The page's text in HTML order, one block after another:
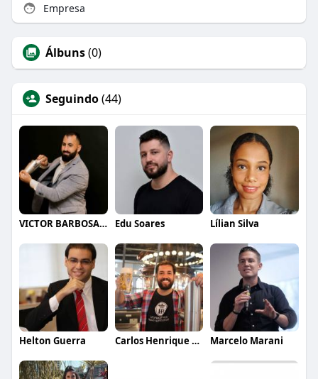
Empresa
Álbuns(0)
Seguindo(44)
VICTOR BARBOSA QUARANTA Edu Soares Lílian Silva
Helton Guerra Carlos Henrique de Faria Vasconcelos Marcelo Marani